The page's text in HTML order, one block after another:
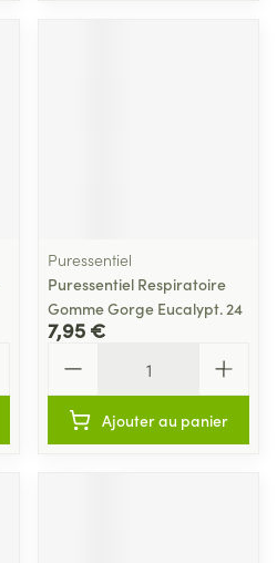
Puressentiel
Puressentiel Respiratoire
Gomme Gorge Eucalypt. 24
7,95 €
Ajouter au panier